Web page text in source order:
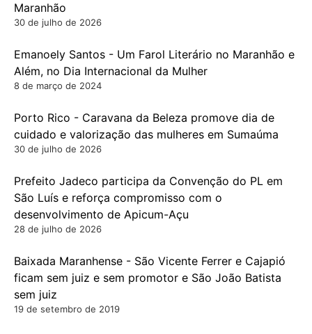
Maranhão
30 de julho de 2026
Emanoely Santos - Um Farol Literário no Maranhão e
Além, no Dia Internacional da Mulher
8 de março de 2024
Porto Rico - Caravana da Beleza promove dia de
cuidado e valorização das mulheres em Sumaúma
30 de julho de 2026
Prefeito Jadeco participa da Convenção do PL em
São Luís e reforça compromisso com o
desenvolvimento de Apicum-Açu
28 de julho de 2026
Baixada Maranhense - São Vicente Ferrer e Cajapió
ficam sem juiz e sem promotor e São João Batista
sem juiz
19 de setembro de 2019